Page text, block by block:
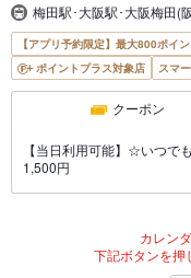
梅田駅･大阪駅･大阪梅田(
【アプリ予約限定】最大800ポイ
ポイントプラス対象店
スマ
クーポン
【当日利用可能】☆いつで
1,500円
カレン
下記ボタンを押